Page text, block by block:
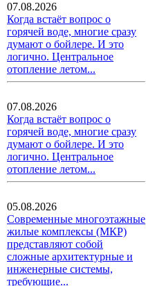
07.08.2026
Когда встаёт вопрос о
горячей воде, многие сразу
думают о бойлере. И это
логично. Центральное
отопление летом...
07.08.2026
Когда встаёт вопрос о
горячей воде, многие сразу
думают о бойлере. И это
логично. Центральное
отопление летом...
05.08.2026
Современные многоэтажные
жилые комплексы (МКР)
представляют собой
сложные архитектурные и
инженерные системы,
требующие...